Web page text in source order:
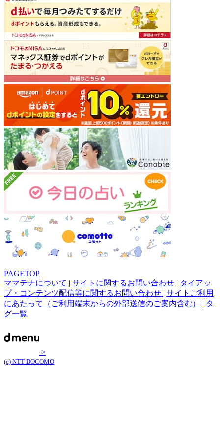
PAGETOP
ママテナについて | サイトに関するお問い合わせ | タイアッ
プ・コンテンツ配信等に関するお問い合わせ | サイトご利用
にあたって（ご利用端末からの外部送信のご案内含む） | タ
グ一覧
>
(c) NTT DOCOMO